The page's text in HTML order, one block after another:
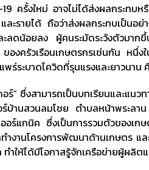
ครั้งใหม่ อาจไม่ได้ส่งผลกระทบ
รายได้ ถือว่าส่งผลกระทบเป็นอย่
ดน้อยลง ผู้คนระมัดระวังตัวมาก
งครัวเรือนเกษตรกรเช่นกัน หนึ่ง
ร่ระบาดโควิดที่รุนแรงและยาวนาน
สามารถเป็นบทเรียนและแนวท
านสวนลมโชย ตำบลหน้าพระล
อร์แกนิค ซึ่งเป็นการรวมตัวของ
ทำงานโครงการพัฒนาด้านเกษตร
ำให้ได้มีโอกาสรู้จักเครือข่ายผู้ผลิต